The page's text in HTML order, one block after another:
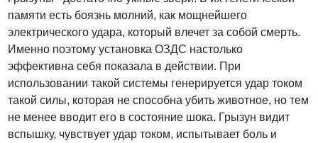
памяти есть боязнь молний, как мощнейшего
электрического удара, который влечет за собой смерть.
Именно поэтому установка ОЗДС настолько
эффективна себя показала в действии. При
использовании такой системы генерируется удар током
такой силы, которая не способна убить животное, но тем
не менее вводит его в состояние шока. Грызун видит
вспышку, чувствует удар током, испытывает боль и